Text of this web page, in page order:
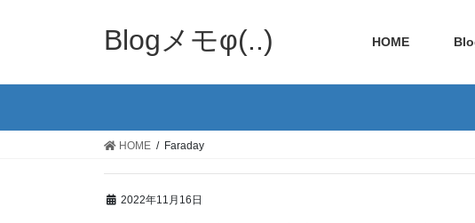
Blogメモφ(..) HOME
HOME Faraday
2022年11月16日